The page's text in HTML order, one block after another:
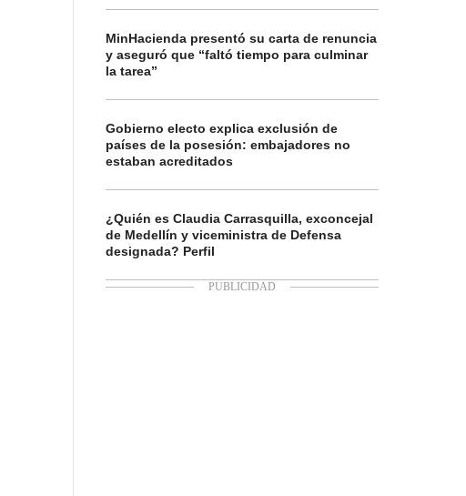
MinHacienda presentó su carta de renuncia
y aseguró que “faltó tiempo para culminar
la tarea”
Gobierno electo explica exclusión de
países de la posesión: embajadores no
estaban acreditados
¿Quién es Claudia Carrasquilla, exconcejal
de Medellín y viceministra de Defensa
designada? Perfil